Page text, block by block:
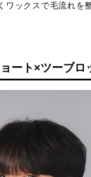
ワックスで毛流れを
ート×ツーブロ